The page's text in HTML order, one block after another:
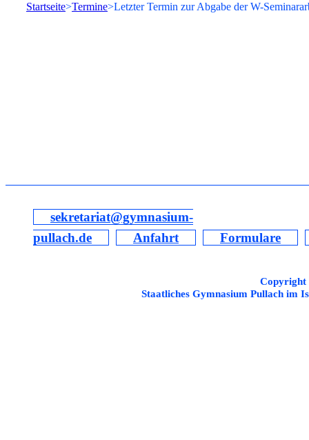
Startseite Termine Letzter Termin zur Abgabe der W-
sekretariat@gymnasium-
pullach.de
Anfahrt Formulare
Copyright
Staatliches Gymnasium Pullach im